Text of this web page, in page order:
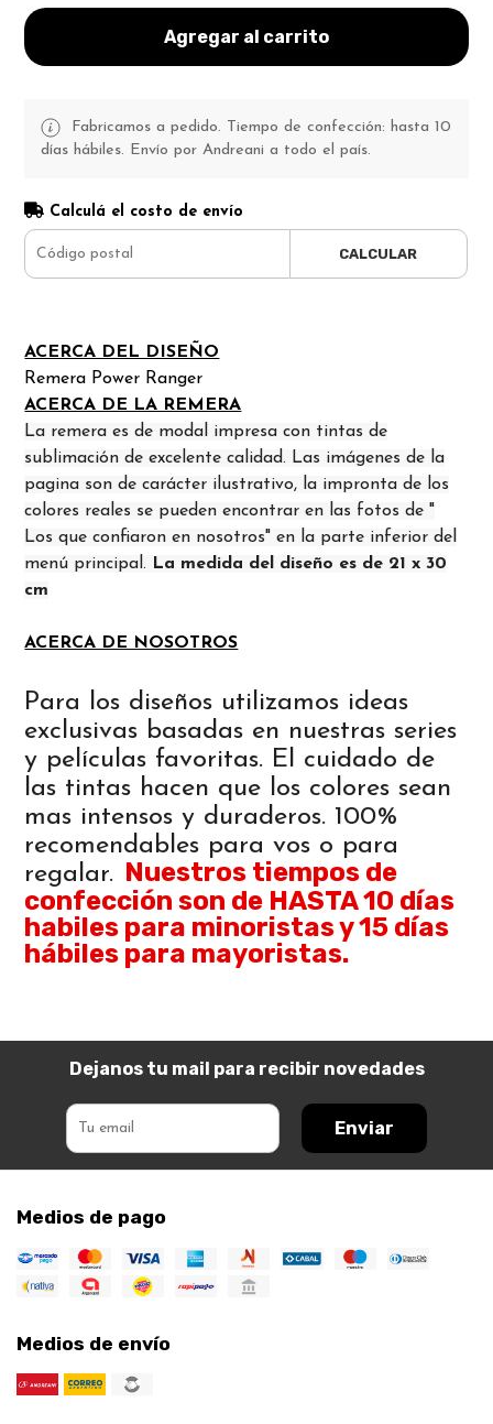
Agregar al carrito
Fabricamos a pedido. Tiempo de confección: hasta 10
días hábiles. Envío por Andreani a todo el país.
Calculá el costo de envío
CALCULAR
ACERCA DEL DISEÑO
Remera Power Ranger
ACERCA DE LA REMERA
La remera es de modal impresa con tintas de
sublimación de excelente calidad. Las imágenes de la
pagina son de carácter ilustrativo, la impronta de los
colores reales se pueden encontrar en las fotos de "
Los que confiaron en nosotros" en la parte inferior del
menú principal.
La medida del diseño es de 21 x 30
cm
ACERCA DE NOSOTROS
Para los diseños utilizamos ideas
exclusivas basadas en nuestras series
y películas favoritas. El cuidado de
las tintas hacen que los colores sean
mas intensos y duraderos. 100%
recomendables para vos o para
regalar. Nuestros tiempos de
confección son de HASTA 10 días
habiles para minoristas y 15 días
hábiles para mayoristas.
Dejanos tu mail para recibir novedades
Enviar
Medios de pago
Medios de envío